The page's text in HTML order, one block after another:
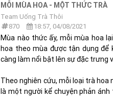
MỖI MÙA HOA - MỘT THỨC TRÀ
Team Uống Trà Thôi
870
18:57, 04/08/2021
Mùa nào thức ấy, mỗi mùa hoa
hoa theo mùa được tận dụng để
càng làm nổi bật lên sự đặc trưng
Theo nghiên cứu, mỗi loại trà hoa
là một người kể chuyện phản